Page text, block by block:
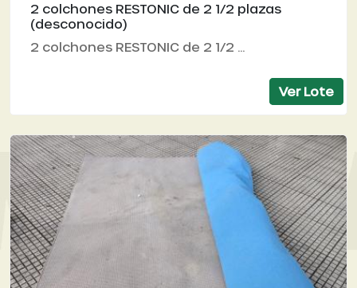
2 colchones RESTONIC de 2 1/2 plazas
(desconocido)
2 colchones RESTONIC de 2 1/2 ...
Ver Lote